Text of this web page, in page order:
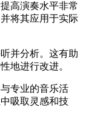
高演奏水平非常
将其应用于实际
并分析。这有助
地进行改进。
专业的音乐活
吸取灵感和技